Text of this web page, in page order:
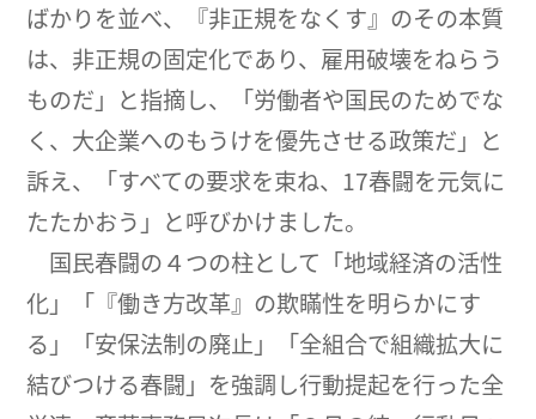
ばかりを並べ、『非正規をなくす』のその本質
は、非正規の固定化であり、雇用破壊をねらう
ものだ」と指摘し、「労働者や国民のためでな
く、大企業へのもうけを優先させる政策だ」と
訴え、「すべての要求を束ね、17春闘を元気に
たたかおう」と呼びかけました。
国民春闘の４つの柱として「地域経済の活性
化」「『働き方改革』の欺瞞性を明らかにす
る」「安保法制の廃止」「全組合で組織拡大に
結びつける春闘」を強調し行動提起を行った全